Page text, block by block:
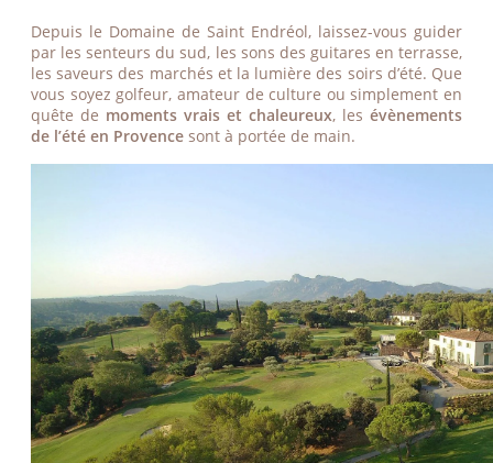
Depuis le Domaine de Saint Endréol, laissez-vous guider
par les senteurs du sud, les sons des guitares en terrasse,
les saveurs des marchés et la lumière des soirs d’été. Que
vous soyez golfeur, amateur de culture ou simplement en
quête de moments vrais et chaleureux, les évènements
de l’été en Provence sont à portée de main.